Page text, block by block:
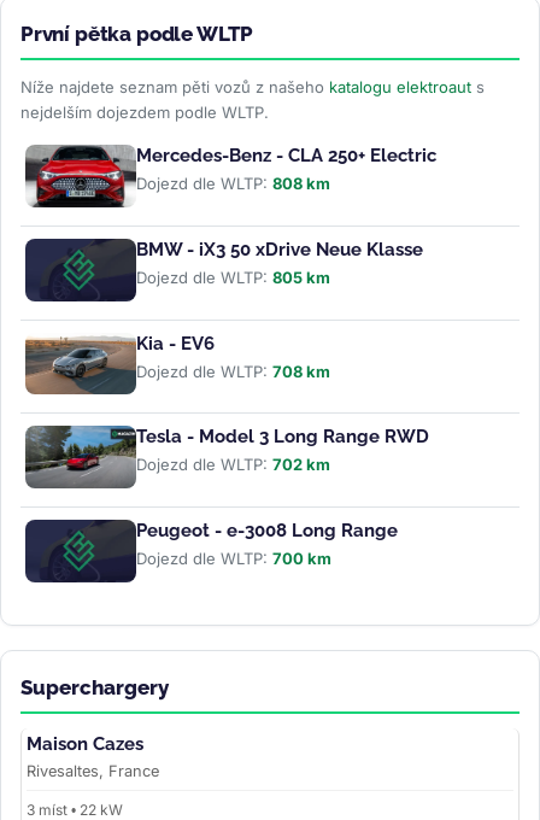
První pětka podle WLTP
Níže najdete seznam pěti vozů z našeho katalogu elektroaut s
nejdelším dojezdem podle WLTP.
Mercedes-Benz - CLA 250+ Electric
Dojezd dle WLTP: 808 km
BMW - iX3 50 xDrive Neue Klasse
Dojezd dle WLTP: 805 km
Kia - EV6
Dojezd dle WLTP: 708 km
Tesla - Model 3 Long Range RWD
Dojezd dle WLTP: 702 km
Peugeot - e-3008 Long Range
Dojezd dle WLTP: 700 km
Superchargery
Maison Cazes
Rivesaltes, France
3 míst • 22 kW